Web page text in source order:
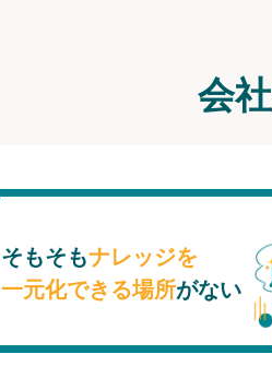
会
そもそもナレッジを
一元化できる場所がない